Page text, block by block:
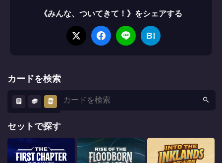
《みんな、ついてきて！》をシェアする
B!
カードを検索
セットで探す